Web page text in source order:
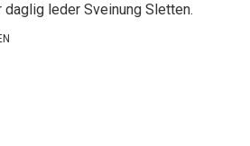
daglig leder Sveinung Sletten.